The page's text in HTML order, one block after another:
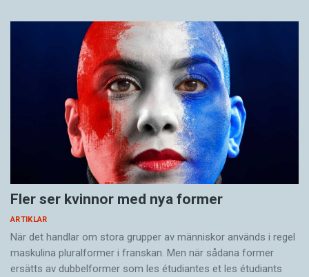
Fler ser kvinnor med nya former
ARTIKLAR
När det handlar om stora grupper av människor används i regel
maskulina pluralformer i franskan. Men när sådana ­former
ersätts av dubbel­former som les étudiantes et les étudiants